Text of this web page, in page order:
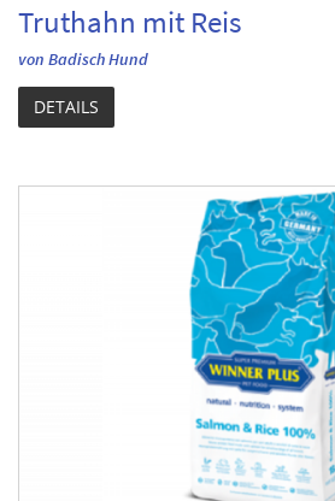
Truthahn mit Reis
von Badisch Hund
DETAILS